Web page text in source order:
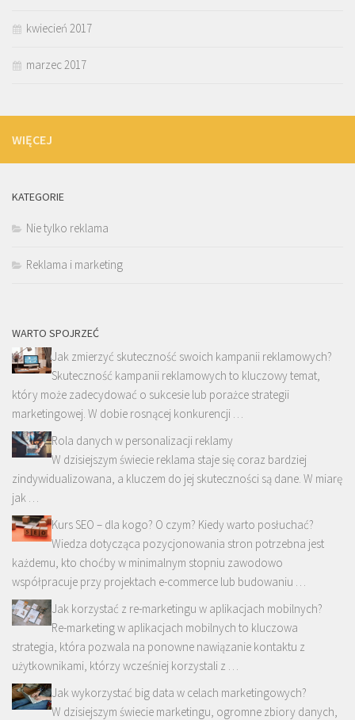
kwiecień 2017
marzec 2017
WIĘCEJ
KATEGORIE
Nie tylko reklama
Reklama i marketing
WARTO SPOJRZEĆ
Jak zmierzyć skuteczność swoich kampanii reklamowych?
Skuteczność kampanii reklamowych to kluczowy temat,
który może zadecydować o sukcesie lub porażce strategii
marketingowej. W dobie rosnącej konkurencji …
Rola danych w personalizacji reklamy
W dzisiejszym świecie reklama staje się coraz bardziej
zindywidualizowana, a kluczem do jej skuteczności są dane. W miarę
jak …
Kurs SEO – dla kogo? O czym? Kiedy warto posłuchać?
Wiedza dotycząca pozycjonowania stron potrzebna jest
każdemu, kto choćby w minimalnym stopniu zawodowo
współpracuje przy projektach e-commerce lub budowaniu …
Jak korzystać z re-marketingu w aplikacjach mobilnych?
Re-marketing w aplikacjach mobilnych to kluczowa
strategia, która pozwala na ponowne nawiązanie kontaktu z
użytkownikami, którzy wcześniej korzystali z …
Jak wykorzystać big data w celach marketingowych?
W dzisiejszym świecie marketingu, ogromne zbiory danych,